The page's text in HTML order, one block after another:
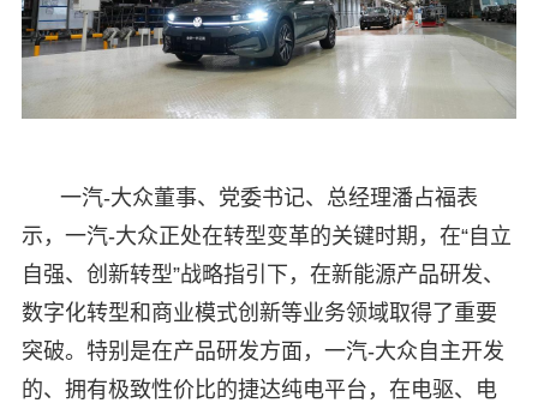
一汽-大众董事、党委书记、总经理潘占福表
示，一汽-大众正处在转型变革的关键时期，在“自立
自强、创新转型”战略指引下，在新能源产品研发、
数字化转型和商业模式创新等业务领域取得了重要
突破。特别是在产品研发方面，一汽-大众自主开发
的、拥有极致性价比的捷达纯电平台，在电驱、电